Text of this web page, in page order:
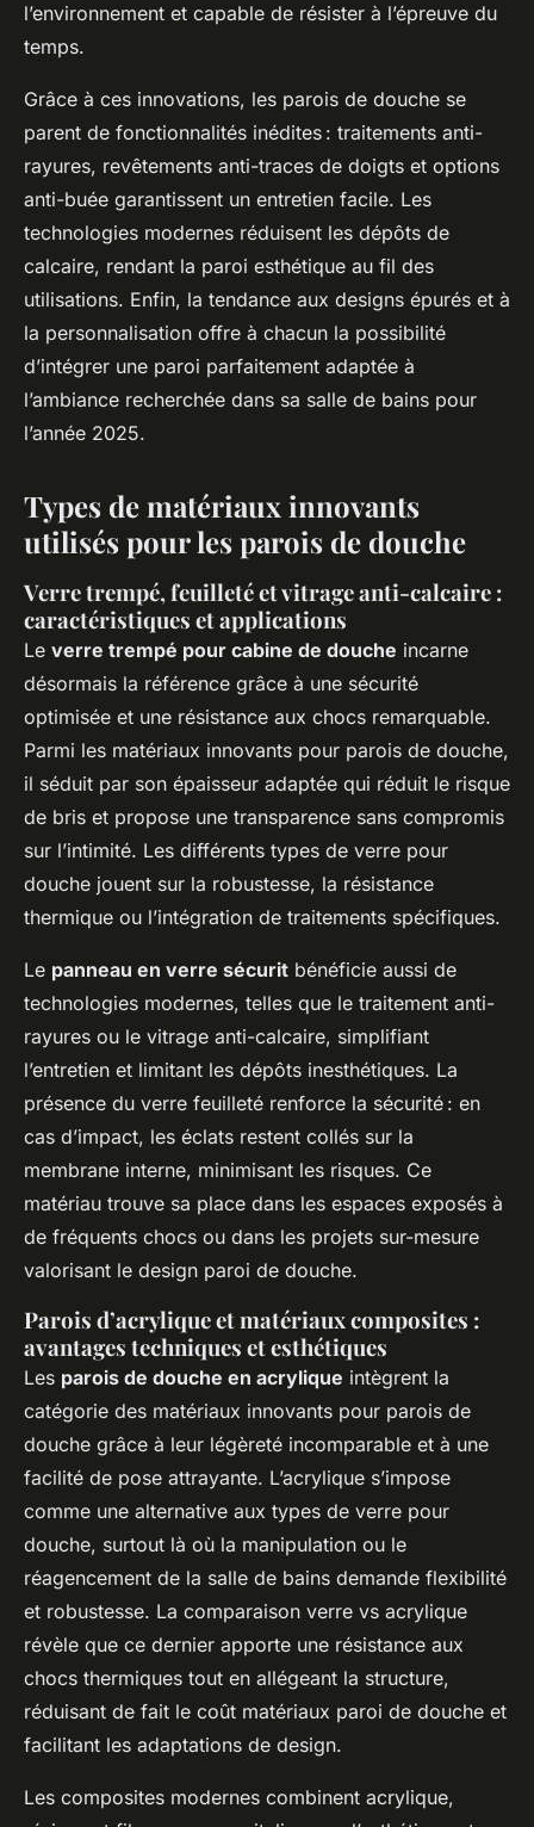
l’environnement et capable de résister à l’épreuve du
temps.
Grâce à ces innovations, les parois de douche se
parent de fonctionnalités inédites : traitements anti-
rayures, revêtements anti-traces de doigts et options
anti-buée garantissent un entretien facile. Les
technologies modernes réduisent les dépôts de
calcaire, rendant la paroi esthétique au fil des
utilisations. Enfin, la tendance aux designs épurés et à
la personnalisation offre à chacun la possibilité
d’intégrer une paroi parfaitement adaptée à
l’ambiance recherchée dans sa salle de bains pour
l’année 2025.
Types de matériaux innovants
utilisés pour les parois de douche
Verre trempé, feuilleté et vitrage anti-calcaire :
caractéristiques et applications
Le verre trempé pour cabine de douche incarne
désormais la référence grâce à une sécurité
optimisée et une résistance aux chocs remarquable.
Parmi les matériaux innovants pour parois de douche,
il séduit par son épaisseur adaptée qui réduit le risque
de bris et propose une transparence sans compromis
sur l’intimité. Les différents types de verre pour
douche jouent sur la robustesse, la résistance
thermique ou l’intégration de traitements spécifiques.
Le panneau en verre sécurit bénéficie aussi de
technologies modernes, telles que le traitement anti-
rayures ou le vitrage anti-calcaire, simplifiant
l’entretien et limitant les dépôts inesthétiques. La
présence du verre feuilleté renforce la sécurité : en
cas d’impact, les éclats restent collés sur la
membrane interne, minimisant les risques. Ce
matériau trouve sa place dans les espaces exposés à
de fréquents chocs ou dans les projets sur-mesure
valorisant le design paroi de douche.
Parois d’acrylique et matériaux composites :
avantages techniques et esthétiques
Les parois de douche en acrylique intègrent la
catégorie des matériaux innovants pour parois de
douche grâce à leur légèreté incomparable et à une
facilité de pose attrayante. L’acrylique s’impose
comme une alternative aux types de verre pour
douche, surtout là où la manipulation ou le
réagencement de la salle de bains demande flexibilité
et robustesse. La comparaison verre vs acrylique
révèle que ce dernier apporte une résistance aux
chocs thermiques tout en allégeant la structure,
réduisant de fait le coût matériaux paroi de douche et
facilitant les adaptations de design.
Les composites modernes combinent acrylique,